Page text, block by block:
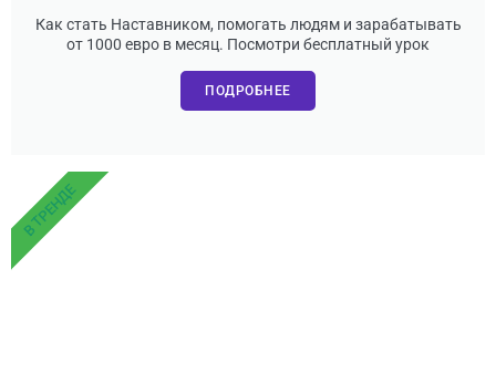
Как стать Наставником, помогать людям и зарабатывать
от 1000 евро в месяц. Посмотри бесплатный урок
ПОДРОБНЕЕ
В ТРЕНДЕ